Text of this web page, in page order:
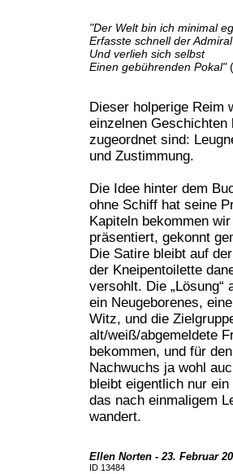
"Der Welt bin ich minimal
Erfasste schnell der Admiral
Und verlieh sich selbst
Einen gebührenden Pokal"
Dieser holperige Reim
einzelnen Geschichten
zugeordnet sind:
und Zustimmung.
Die Idee hinter dem
ohne Schiff hat seine
Kapiteln bekommen
präsentiert, gekonnt
Die Satire bleibt auf
der Kneipentoilette
versohlt. Die
ein Neugeborenes,
Witz, und die
alt/weiß/abgemeldete
bekommen, und für
Nachwuchs ja wohl
bleibt eigentlich nur
das nach einmaligem
wandert.
Ellen Norten - 23. Februar
ID 13484